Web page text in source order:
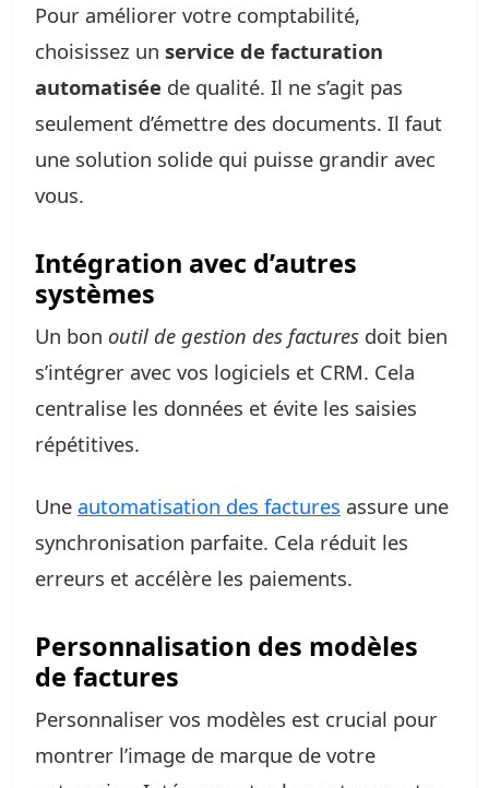
Pour améliorer votre comptabilité,
choisissez un service de facturation
automatisée de qualité. Il ne s’agit pas
seulement d’émettre des documents. Il faut
une solution solide qui puisse grandir avec
vous.
Intégration avec d’autres
systèmes
Un bon outil de gestion des factures doit bien
s’intégrer avec vos logiciels et CRM. Cela
centralise les données et évite les saisies
répétitives.
Une automatisation des factures assure une
synchronisation parfaite. Cela réduit les
erreurs et accélère les paiements.
Personnalisation des modèles
de factures
Personnaliser vos modèles est crucial pour
montrer l’image de marque de votre